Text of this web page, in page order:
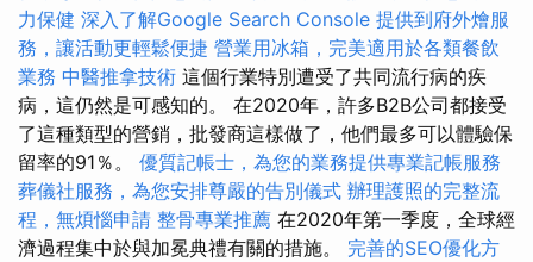
力保健 深入了解Google Search Console 提供到府外燴服
務，讓活動更輕鬆便捷 營業用冰箱，完美適用於各類餐飲
業務 中醫推拿技術 這個行業特別遭受了共同流行病的疾
病，這仍然是可感知的。 在2020年，許多B2B公司都接受
了這種類型的營銷，批發商這樣做了，他們最多可以體驗保
留率的91％。 優質記帳士，為您的業務提供專業記帳服務
葬儀社服務，為您安排尊嚴的告別儀式 辦理護照的完整流
程，無煩惱申請 整骨專業推薦 在2020年第一季度，全球經
濟過程集中於與加冕典禮有關的措施。 完善的SEO優化方